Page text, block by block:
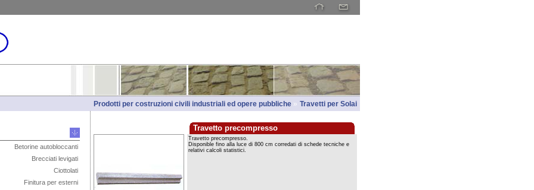
Prodotti per costruzioni civili industriali ed opere pubbliche » Travetti per Solai
Betorine autobloccanti
Brecciati levigati
Ciottolati
Finitura per esterni
Travetto precompresso